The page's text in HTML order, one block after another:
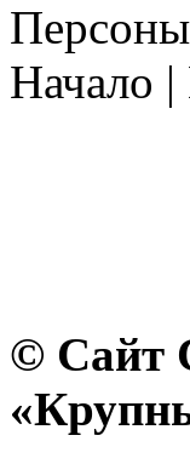
Начало |
© Сайт